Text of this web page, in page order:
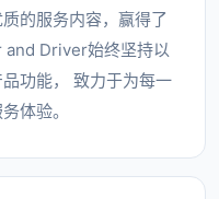
的服务内容，赢得了
and Driver始终坚持以
功能， 致力于为每一
体验。